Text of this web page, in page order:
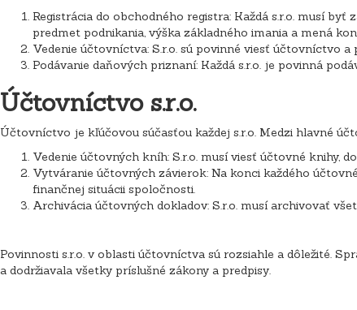
Registrácia do obchodného registra: Každá s.r.o. musí
predmet podnikania, výška základného imania a mená
Vedenie účtovníctva: S.r.o. sú povinné viesť účtovníctvo
Podávanie daňových priznaní: Každá s.r.o. je povinná
Účtovníctvo s.r.o.
Účtovníctvo je kľúčovou súčasťou každej s.r.o. Medzi hlavné
Vedenie účtovných kníh: S.r.o. musí viesť účtovné knihy,
Vytváranie účtovných závierok: Na konci každého
finančnej situácii spoločnosti.
Archivácia účtovných dokladov: S.r.o. musí archivovať
Povinnosti s.r.o. v oblasti účtovníctva sú rozsiahle a dôležité.
a dodržiavala všetky príslušné zákony a predpisy.